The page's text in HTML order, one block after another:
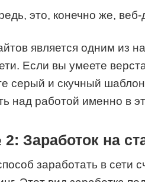
это, конечно же, веб-
является одним из
Если вы умеете
серый и скучный
над работой именно в
Заработок на
заработать в сети